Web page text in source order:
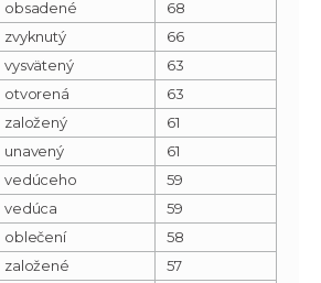
obsadené
68
zvyknutý
66
vysvätený
63
otvorená
63
založený
61
unavený
61
vedúceho
59
vedúca
59
oblečení
58
založené
57